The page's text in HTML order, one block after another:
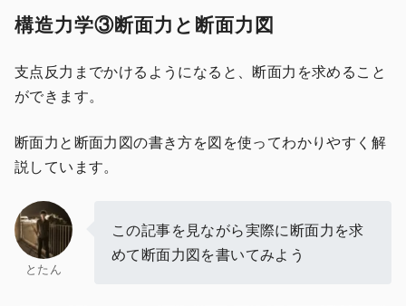
構造力学③断面力と断面力図
支点反力までかけるようになると、断面力を求めること
ができます。
断面力と断面力図の書き方を図を使ってわかりやすく解
説しています。
とたん
この記事を見ながら実際に断面力を求
めて断面力図を書いてみよう